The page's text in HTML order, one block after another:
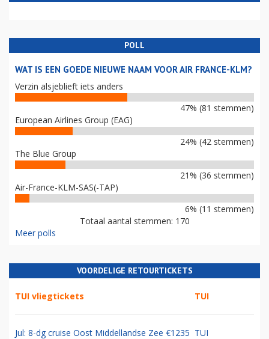
POLL
WAT IS EEN GOEDE NIEUWE NAAM VOOR AIR FRANCE-KLM?
Verzin alsjeblieft iets anders
47% (81 stemmen)
European Airlines Group (EAG)
24% (42 stemmen)
The Blue Group
21% (36 stemmen)
Air-France-KLM-SAS(-TAP)
6% (11 stemmen)
Totaal aantal stemmen: 170
Meer polls
VOORDELIGE RETOURTICKETS
TUI vliegtickets TUI
Jul: 8-dg cruise Oost Middellandse Zee €1235 TUI